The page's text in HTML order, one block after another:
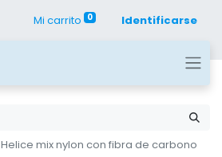
Mi carrito 0 Identificarse
Helice mix nylon con fibra de carbono